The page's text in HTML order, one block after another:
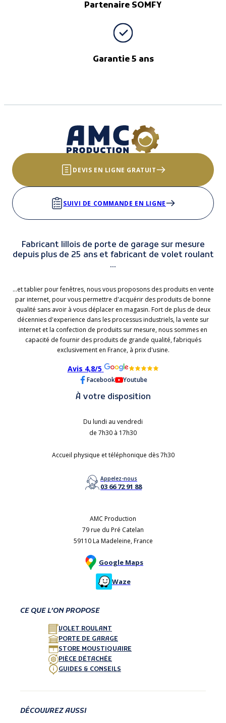
Partenaire SOMFY
Garantie 5 ans
DEVIS EN LIGNE GRATUIT
SUIVI DE COMMANDE EN LIGNE
Fabricant lillois de porte de garage sur mesure
depuis plus de 25 ans et fabricant de volet roulant
...
...et tablier pour fenêtres, nous vous proposons des produits en vente
par internet, pour vous permettre d'acquérir des produits de bonne
qualité sans avoir à vous déplacer en magasin. Fort de plus de deux
décennies d'experience dans les processus industriels, la vente sur
internet et la confection de produits sur mesure, nous sommes en
capacité de fournir des produits de grande qualité, fabriqués
exclusivement en France, à prix d'usine.
Avis 4,8/5
Facebook Youtube
À votre disposition
Du lundi au vendredi
de 7h30 à 17h30
Accueil physique et téléphonique dès 7h30
Appelez-nous
03 66 72 91 88
AMC Production
79 rue du Pré Catelan
59110 La Madeleine, France
Google Maps
Waze
CE QUE L’ON PROPOSE
VOLET ROULANT
PORTE DE GARAGE
STORE MOUSTIQUAIRE
PIÈCE DÉTACHÉE
GUIDES & CONSEILS
DÉCOUVREZ AUSSI